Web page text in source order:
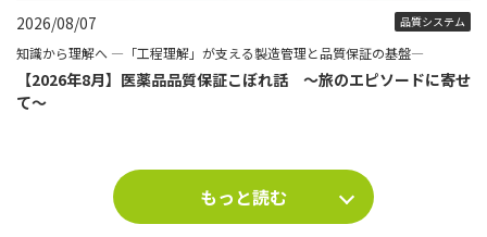
2026/08/07 品質システム
知識から理解へ ―「工程理解」が支える製造管理と品質保証の基盤―
【2026年8月】医薬品品質保証こぼれ話 ～旅のエピソードに寄せ
て～
もっと読む